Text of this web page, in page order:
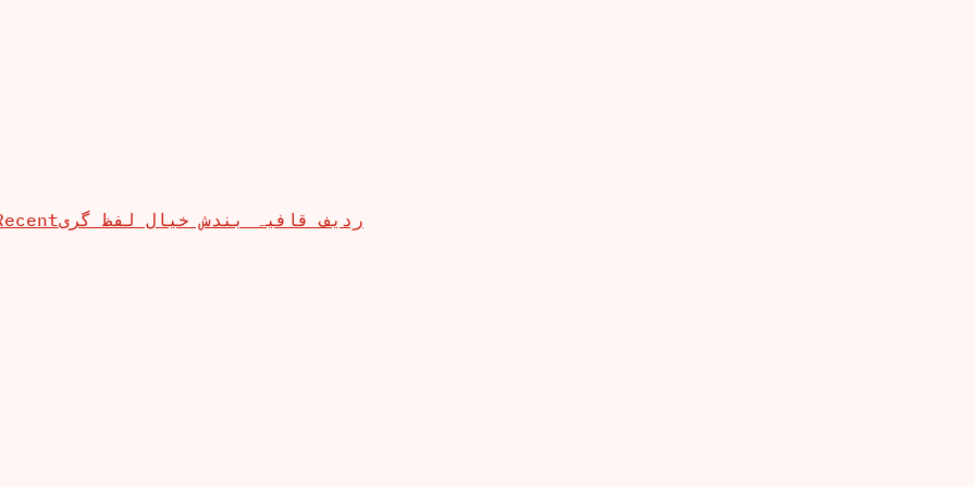
ردیف قافیہ بندش خیال لفظ گری